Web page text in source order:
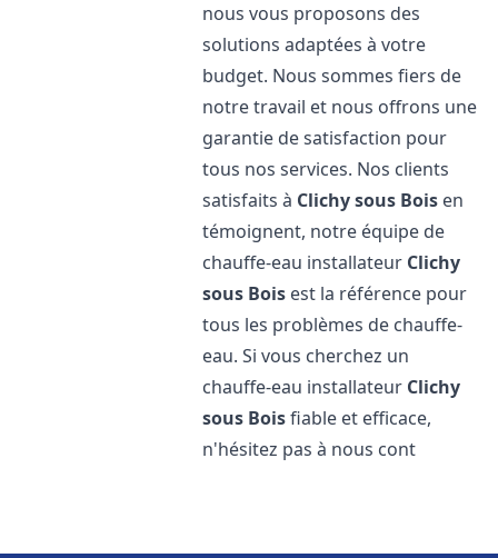
nous vous proposons des
solutions adaptées à votre
budget. Nous sommes fiers de
notre travail et nous offrons une
garantie de satisfaction pour
tous nos services. Nos clients
satisfaits à Clichy sous Bois en
témoignent, notre équipe de
chauffe-eau installateur Clichy
sous Bois est la référence pour
tous les problèmes de chauffe-
eau. Si vous cherchez un
chauffe-eau installateur Clichy
sous Boisfiable et efficace,
n'hésitez pas à nous cont